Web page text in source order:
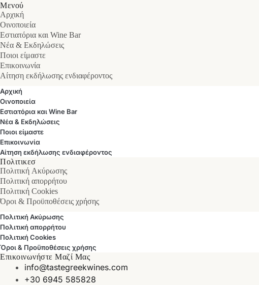
Μενού
Αρχική
Οινοποιεία
Εστιατόρια και Wine Bar
Νέα & Εκδηλώσεις
Ποιοι είμαστε
Επικοινωνία
Αίτηση εκδήλωσης ενδιαφέροντος
Αρχική
Οινοποιεία
Εστιατόρια και Wine Bar
Νέα & Εκδηλώσεις
Ποιοι είμαστε
Επικοινωνία
Αίτηση εκδήλωσης ενδιαφέροντος
Πολιτικεσ
Πολιτική Ακύρωσης
Πολιτική απορρήτου
Πολιτική Cookies
Όροι & Προϋποθέσεις χρήσης
Πολιτική Ακύρωσης
Πολιτική απορρήτου
Πολιτική Cookies
Όροι & Προϋποθέσεις χρήσης
Επικοινωνήστε Μαζί Μας
info@tastegreekwines.com
+30 6945 585828